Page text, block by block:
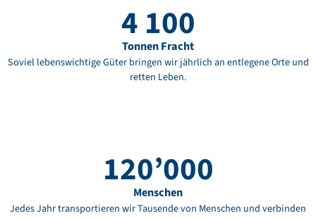
4 100
Tonnen Fracht
Soviel lebenswichtige Güter bringen wir jährlich an entlegene Orte und
retten Leben.
120’000
Menschen
Jedes Jahr transportieren wir Tausende von Menschen und verbinden